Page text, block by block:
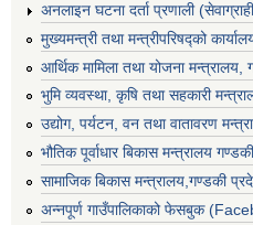
अनलाइन घटना दर्ता प्रणाली
मुख्यमन्त्री तथा मन्त्रीपरिषद्को
आर्थिक मामिला तथा योजना मन्त्रालय,
भुमि व्यवस्था, कृषि तथा सहकारी
उद्योग, पर्यटन, वन तथा वातावरण
भौतिक पूर्वाधार बिकास मन्त्रालय
सामाजिक बिकास मन्त्रालय,गण्डकी
अन्नपूर्ण गाउँपालिकाको फेसबुक